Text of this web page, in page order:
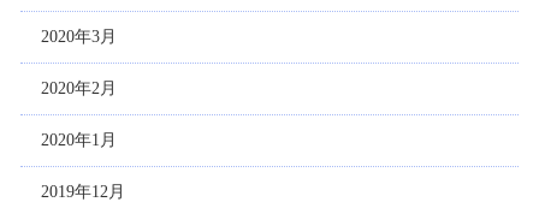
2020年3月
2020年2月
2020年1月
2019年12月